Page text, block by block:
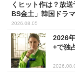
くヒット作は？放
BS金土」韓国ドラ
2026.08.05
2026
+で独